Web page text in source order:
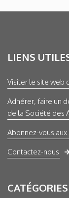
LIENS
Visiter le site web
Adhérer, faire un
de la Société des
Abonnez-vous
Contactez-nous
CATÉGORIES